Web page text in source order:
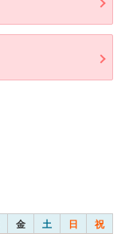
金 土 日 祝